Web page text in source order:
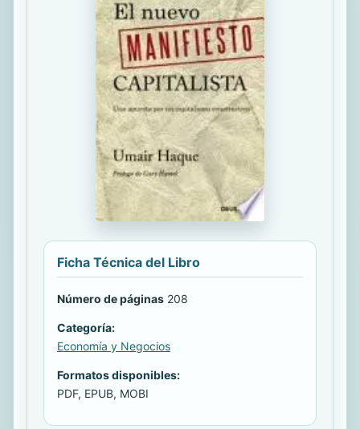
Ficha Técnica del Libro
Número de páginas 208
Categoría:
Economía y Negocios
Formatos disponibles:
PDF, EPUB, MOBI